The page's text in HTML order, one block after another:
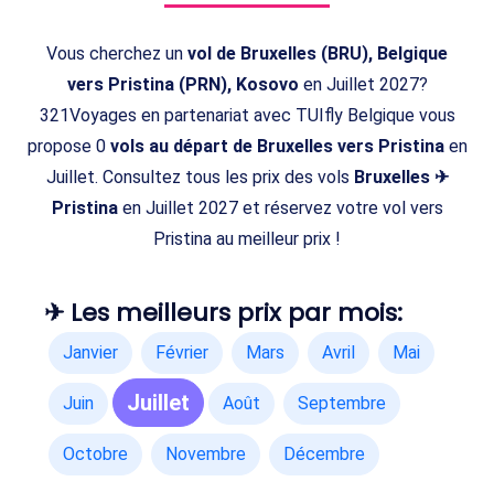
Vous cherchez un vol de Bruxelles (BRU), Belgique
vers Pristina (PRN), Kosovo en Juillet 2027?
321Voyages en partenariat avec TUIfly Belgique vous
propose 0 vols au départ de Bruxelles vers Pristinaen
Juillet. Consultez tous les prix des vols Bruxelles ✈
Pristinaen Juillet 2027 et réservez votre vol vers
Pristina au meilleur prix !
✈ Les meilleurs prix par mois:
Janvier Février Mars Avril Mai
Juin Juillet Août Septembre
Octobre Novembre Décembre